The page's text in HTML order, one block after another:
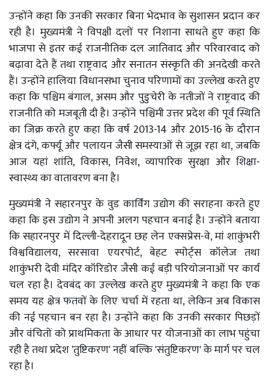
उन्होंने कहा कि उनकी सरकार बिना भेदभाव के सुशासन प्रदान कर
रही है। मुख्यमंत्री ने विपक्षी दलों पर निशाना साधते हुए कहा कि
भाजपा से इतर कई राजनीतिक दल जातिवाद और परिवारवाद को
बढ़ावा देते हैं तथा राष्ट्रवाद और सनातन संस्कृति की अनदेखी करते
हैं। उन्होंने हालिया विधानसभा चुनाव परिणामों का उल्लेख करते हुए
कहा कि पश्चिम बंगाल, असम और पुडुचेरी के नतीजों ने राष्ट्रवाद की
राजनीति को मजबूती दी है। उन्होंने पश्चिमी उत्तर प्रदेश की पूर्व स्थिति
का जिक्र करते हुए कहा कि वर्ष 2013-14 और 2015-16 के दौरान
क्षेत्र दंगे, कर्फ्यू और पलायन जैसी समस्याओं से जूझ रहा था, जबकि
आज यहां शांति, विकास, निवेश, व्यापारिक सुरक्षा और शिक्षा-
स्वास्थ्य का वातावरण बना है।
मुख्यमंत्री ने सहारनपुर के वुड कार्विंग उद्योग की सराहना करते हुए
कहा कि इस उद्योग ने अपनी अलग पहचान बनाई है। उन्होंने बताया
कि सहारनपुर में दिल्ली-देहरादून छह लेन एक्सप्रेस-वे, मां शाकुंभरी
विश्वविद्यालय, सरसावा एयरपोर्ट, बेहट स्पोर्ट्स कॉलेज तथा
शाकुंभरी देवी मंदिर कॉरिडोर जैसी कई बड़ी परियोजनाओं पर कार्य
चल रहा है। देवबंद का उल्लेख करते हुए मुख्यमंत्री ने कहा कि एक
समय यह क्षेत्र फतवों के लिए चर्चा में रहता था, लेकिन अब विकास
की नई पहचान बन रहा है। उन्होंने कहा कि उनकी सरकार पिछड़ों
और वंचितों को प्राथमिकता के आधार पर योजनाओं का लाभ पहुंचा
रही है तथा प्रदेश 'तुष्टिकरण' नहीं बल्कि 'संतुष्टिकरण' के मार्ग पर चल
रहा है।